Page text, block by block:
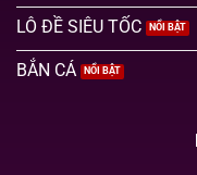
LÔ ĐỀ SIÊU TỐC
BẮN CÁ